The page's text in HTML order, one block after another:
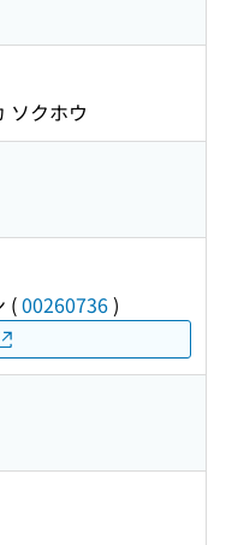
ソクホウ
(00260736)